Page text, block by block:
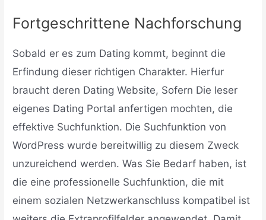
Fortgeschrittene Nachforschung
Sobald er es zum Dating kommt, beginnt die
Erfindung dieser richtigen Charakter. Hierfur
braucht deren Dating Website, Sofern Die leser
eigenes Dating Portal anfertigen mochten, die
effektive Suchfunktion. Die Suchfunktion von
WordPress wurde bereitwillig zu diesem Zweck
unzureichend werden. Was Sie Bedarf haben, ist
die eine professionelle Suchfunktion, die mit
einem sozialen Netzwerkanschluss kompatibel ist